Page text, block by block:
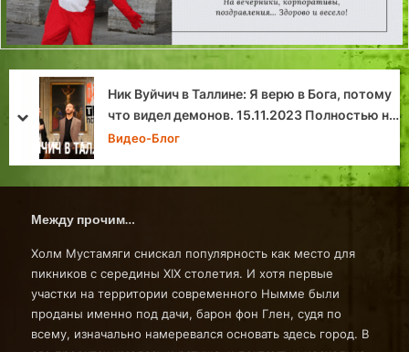
в Таллине: Я верю в Бога, потому
15.11.2023 Полностью на
#1
Хроники
prev
next
Между прочим…
Холм Мустамяги снискал популярность как место для
пикников с середины XIX столетия. И хотя первые
участки на территории современного Нымме были
проданы именно под дачи, барон фон Глен, судя по
всему, изначально намеревался основать здесь город. В